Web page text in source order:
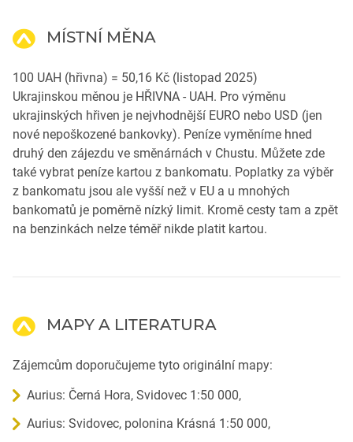
MÍSTNÍ MĚNA
100 UAH (hřivna) = 50,16 Kč (listopad 2025)
Ukrajinskou měnou je HŘIVNA - UAH. Pro výměnu
ukrajinských hřiven je nejvhodnější EURO nebo USD (jen
nové nepoškozené bankovky). Peníze vyměníme hned
druhý den zájezdu ve směnárnách v Chustu. Můžete zde
také vybrat peníze kartou z bankomatu. Poplatky za výběr
z bankomatu jsou ale vyšší než v EU a u mnohých
bankomatů je poměrně nízký limit. Kromě cesty tam a zpět
na benzinkách nelze téměř nikde platit kartou.
MAPY A LITERATURA
Zájemcům doporučujeme tyto originální mapy:
Aurius: Černá Hora, Svidovec 1:50 000,
Aurius: Svidovec, polonina Krásná 1:50 000,